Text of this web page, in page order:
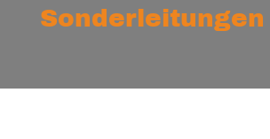
Sonderleitungen